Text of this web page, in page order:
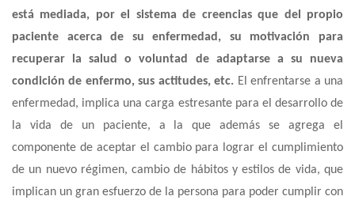
está mediada, por el sistema de creencias que del propio
paciente acerca de su enfermedad, su motivación para
recuperar la salud o voluntad de adaptarse a su nueva
condición de enfermo, sus actitudes, etc. El enfrentarse a una
enfermedad, implica una carga estresante para el desarrollo de
la vida de un paciente, a la que además se agrega el
componente de aceptar el cambio para lograr el cumplimiento
de un nuevo régimen, cambio de hábitos y estilos de vida, que
implican un gran esfuerzo de la persona para poder cumplir con